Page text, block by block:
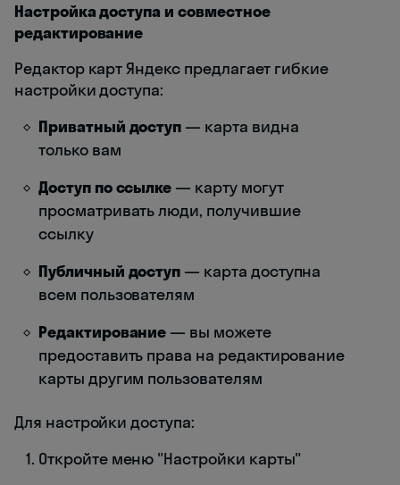
Настройка доступа и совместное
редактирование
Редактор карт Яндекс предлагает гибкие
настройки доступа:
Приватный доступ — карта видна
только вам
Доступ по ссылке — карту могут
просматривать люди, получившие
ссылку
Публичный доступ — карта доступна
всем пользователям
Редактирование — вы можете
предоставить права на редактирование
карты другим пользователям
Для настройки доступа:
Откройте меню "Настройки карты"